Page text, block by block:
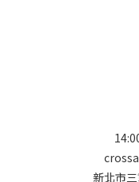
新北市